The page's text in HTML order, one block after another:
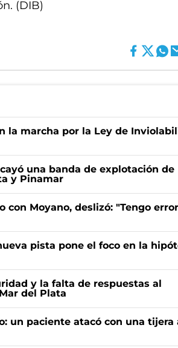
(DIB)
la marcha por la Ley de
una banda de explotación de
y Pinamar
con Moyano, deslizó: "Tengo
pista pone el foco en la
y la falta de respuestas al
del Plata
un paciente atacó con una tijera